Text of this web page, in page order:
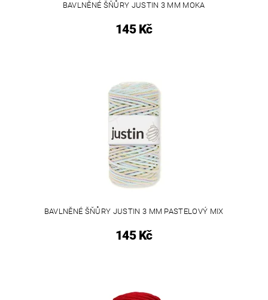
BAVLNĚNÉ ŠŇŮRY JUSTIN 3 MM MOKA
145 Kč
BAVLNĚNÉ ŠŇŮRY JUSTIN 3 MM PASTELOVÝ MIX
145 Kč